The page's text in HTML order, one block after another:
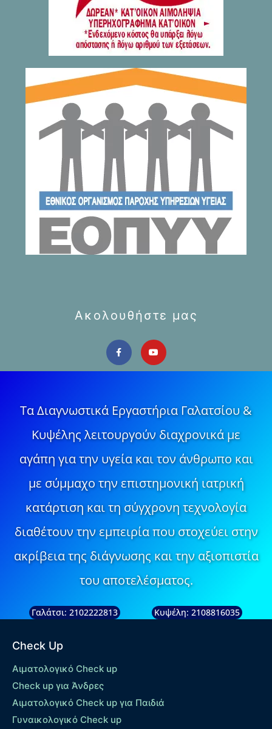
Ακολουθήστε μας
Τα Διαγνωστικά Εργαστήρια Γαλατσίου &
Κυψέλης λειτουργούν διαχρονικά με
αγάπη για την υγεία και τον άνθρωπο και
με σύμμαχο την επιστημονική ιατρική
κατάρτιση και τη σύγχρονη τεχνολογία
διαθέτουν την εμπειρία που στοχεύει στην
ακρίβεια της διάγνωσης και την αξιοπιστία
του αποτελέσματος.
Γαλάτσι: 2102222813 Κυψέλη: 2108816035
Check Up
Αιματολογικό Check up
Check up για Άνδρες
Αιματολογικό Check up για Παιδιά
Γυναικολογικό Check up